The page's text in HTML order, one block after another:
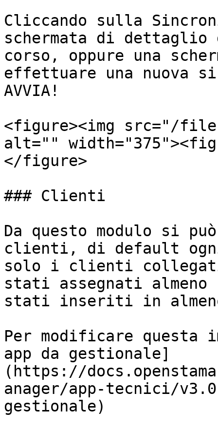
Cliccando sulla
schermata di
corso, oppure una
effettuare una nuova
AVVIA!
<figure><img src="/files/
alt=""
</figure>
### Clienti
Da questo modulo si
clienti, di default
solo i clienti
stati assegnati
stati inseriti in
Per modificare questa
app da gestionale]
(https://
anager/app-tecnici/
gestionale)